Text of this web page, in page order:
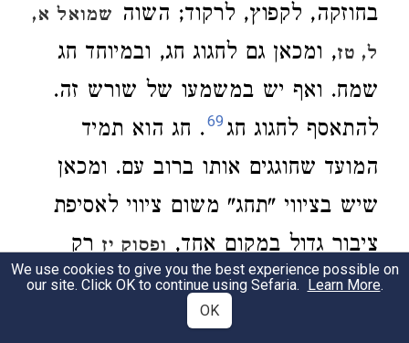
בחוזקה, לקפוץ, לרקוד; השוה שמואל א,
ל, טז, ומכאן גם לחגוג חג, ובמיוחד חג
שמח. ואף יש במשמעו של שורש זה.
להתאסף לחגוג חג69. חג הוא תמיד
המועד שחוגגים אותו ברוב עם. ומכאן
שיש בציווי "תחג" משום ציווי לאסיפת
ציבור גדול במקום אחד,ופסוק יזרק
קובע את מקומה של אסיפה זו ומי הם
אלה החייבים בה. על כן אפשר כבר
We use cookies to give you the best experience possible on
our site. Click OK to continue using Sefaria. Learn More.
OK